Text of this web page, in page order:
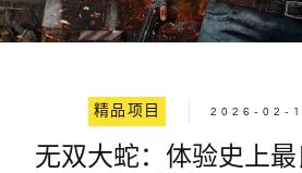
精品项目 2026-02-
无双大蛇：体验史上最